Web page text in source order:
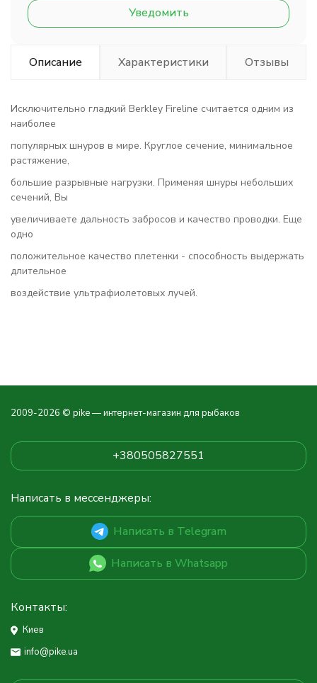
Уведомить
Описание Характеристики Отзывы
Исключительно гладкий Berkley Fireline считается одним из
наиболее
популярных шнуров в мире. Круглое сечение, минимальное
растяжение,
большие разрывные нагрузки. Применяя шнуры небольших
сечений, Вы
увеличиваете дальность забросов и качество проводки. Еще
одно
положительное качество плетенки - способность выдержать
длительное
воздействие ультрафиолетовых лучей.
2009-2026 © pike — интернет-магазин для рыбаков
+380505827551
Написать в мессенджеры:
Написать в Telegram
Написать в Whatsapp
Контакты:
Киев
info@pike.ua